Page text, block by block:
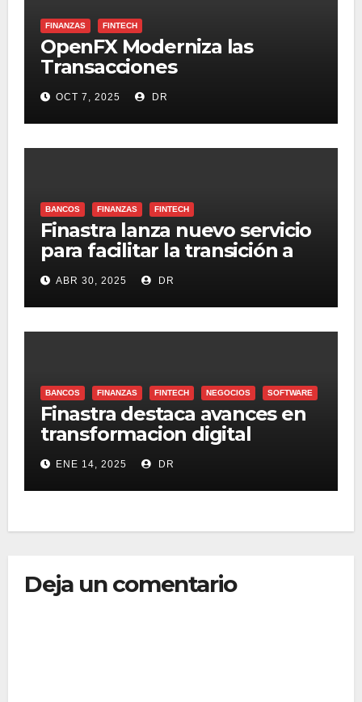
FINANZAS FINTECH
OpenFX Moderniza las
Transacciones
Internacionales con el Peso
Colombiano
OCT 7, 2025 DR
BANCOS FINANZAS FINTECH
Finastra lanza nuevo servicio
para facilitar la transición a
estándares internacionales
de mensajería financiera
ABR 30, 2025 DR
BANCOS FINANZAS FINTECH NEGOCIOS SOFTWARE
Finastra destaca avances en
transformacion digital
duarnte su evento Americas
Lending Day
ENE 14, 2025 DR
Deja un comentario